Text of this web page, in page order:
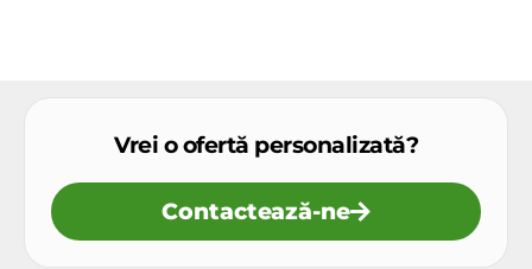
Vrei o ofertă personalizată?
Contactează-ne